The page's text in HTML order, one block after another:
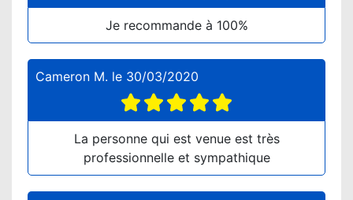
Je recommande à 100%
Cameron M. le 30/03/2020
La personne qui est venue est très
professionnelle et sympathique